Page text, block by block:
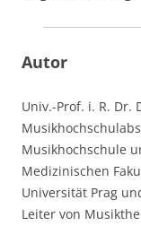
Autor
Univ.-Prof. i. R. Dr.
Musikhochschule
Medizinischen
Universität Prag
Leiter von